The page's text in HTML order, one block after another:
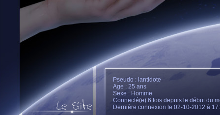
Pseudo : lantidote
Age : 25 ans
Sexe : Homme
Connecté(e) 6 fois depuis le début du
Dernière connexion le 02-10-2012 à